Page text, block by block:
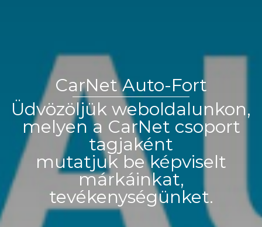
CarNet Auto-Fort
Üdvözöljük weboldalunkon,
melyen a CarNet csoport
tagjaként
mutatjuk be képviselt
márkáinkat,
tevékenységünket.